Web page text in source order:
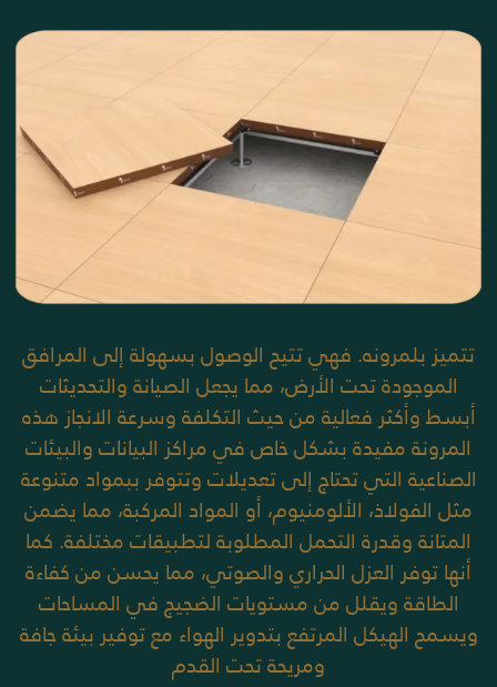
تتميز بلمرونه. فهي تتيح الوصول بسهولة إلى المرافق
الموجودة تحت الأرض، مما يجعل الصيانة والتحديثات
أبسط وأكثر فعالية من حيث التكلفة وسرعة الانجاز هذه
المرونة مفيدة بشكل خاص في مراكز البيانات والبيئات
الصناعية التي تحتاج إلى تعديلات وتتوفر ببمواد متنوعة
مثل الفولاذ، الألومنيوم، أو المواد المركبة، مما يضمن
المتانة وقدرة التحمل المطلوبة لتطبيقات مختلفة. كما
أنها توفر العزل الحراري والصوتي، مما يحسن من كفاءة
الطاقة ويقلل من مستويات الضجيج في المساحات
ويسمح الهيكل المرتفع بتدوير الهواء مع توفير بيئة جافة
ومريحة تحت القدم